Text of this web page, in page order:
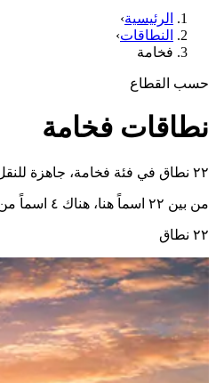
الرئيسية›
النطاقات›
فخامة
حسب القطاع
نطاقات فخامة
٢٢ نطاق في فئة فخامة، جاهزة للنقل الفوري.
من بين ٢٢ اسماً هنا، هناك ٤ اسماً من كلمة واحدة — وهي الأندر والأسرع ترسّخاً في الذاكرة. الامتدادات الأكثر حضوراً: .com (18), .casa (1), .gifts (1).
٢٢ نطاق